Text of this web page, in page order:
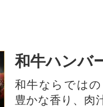
和牛ハンバ
和牛ならでは
豊かな香り、肉